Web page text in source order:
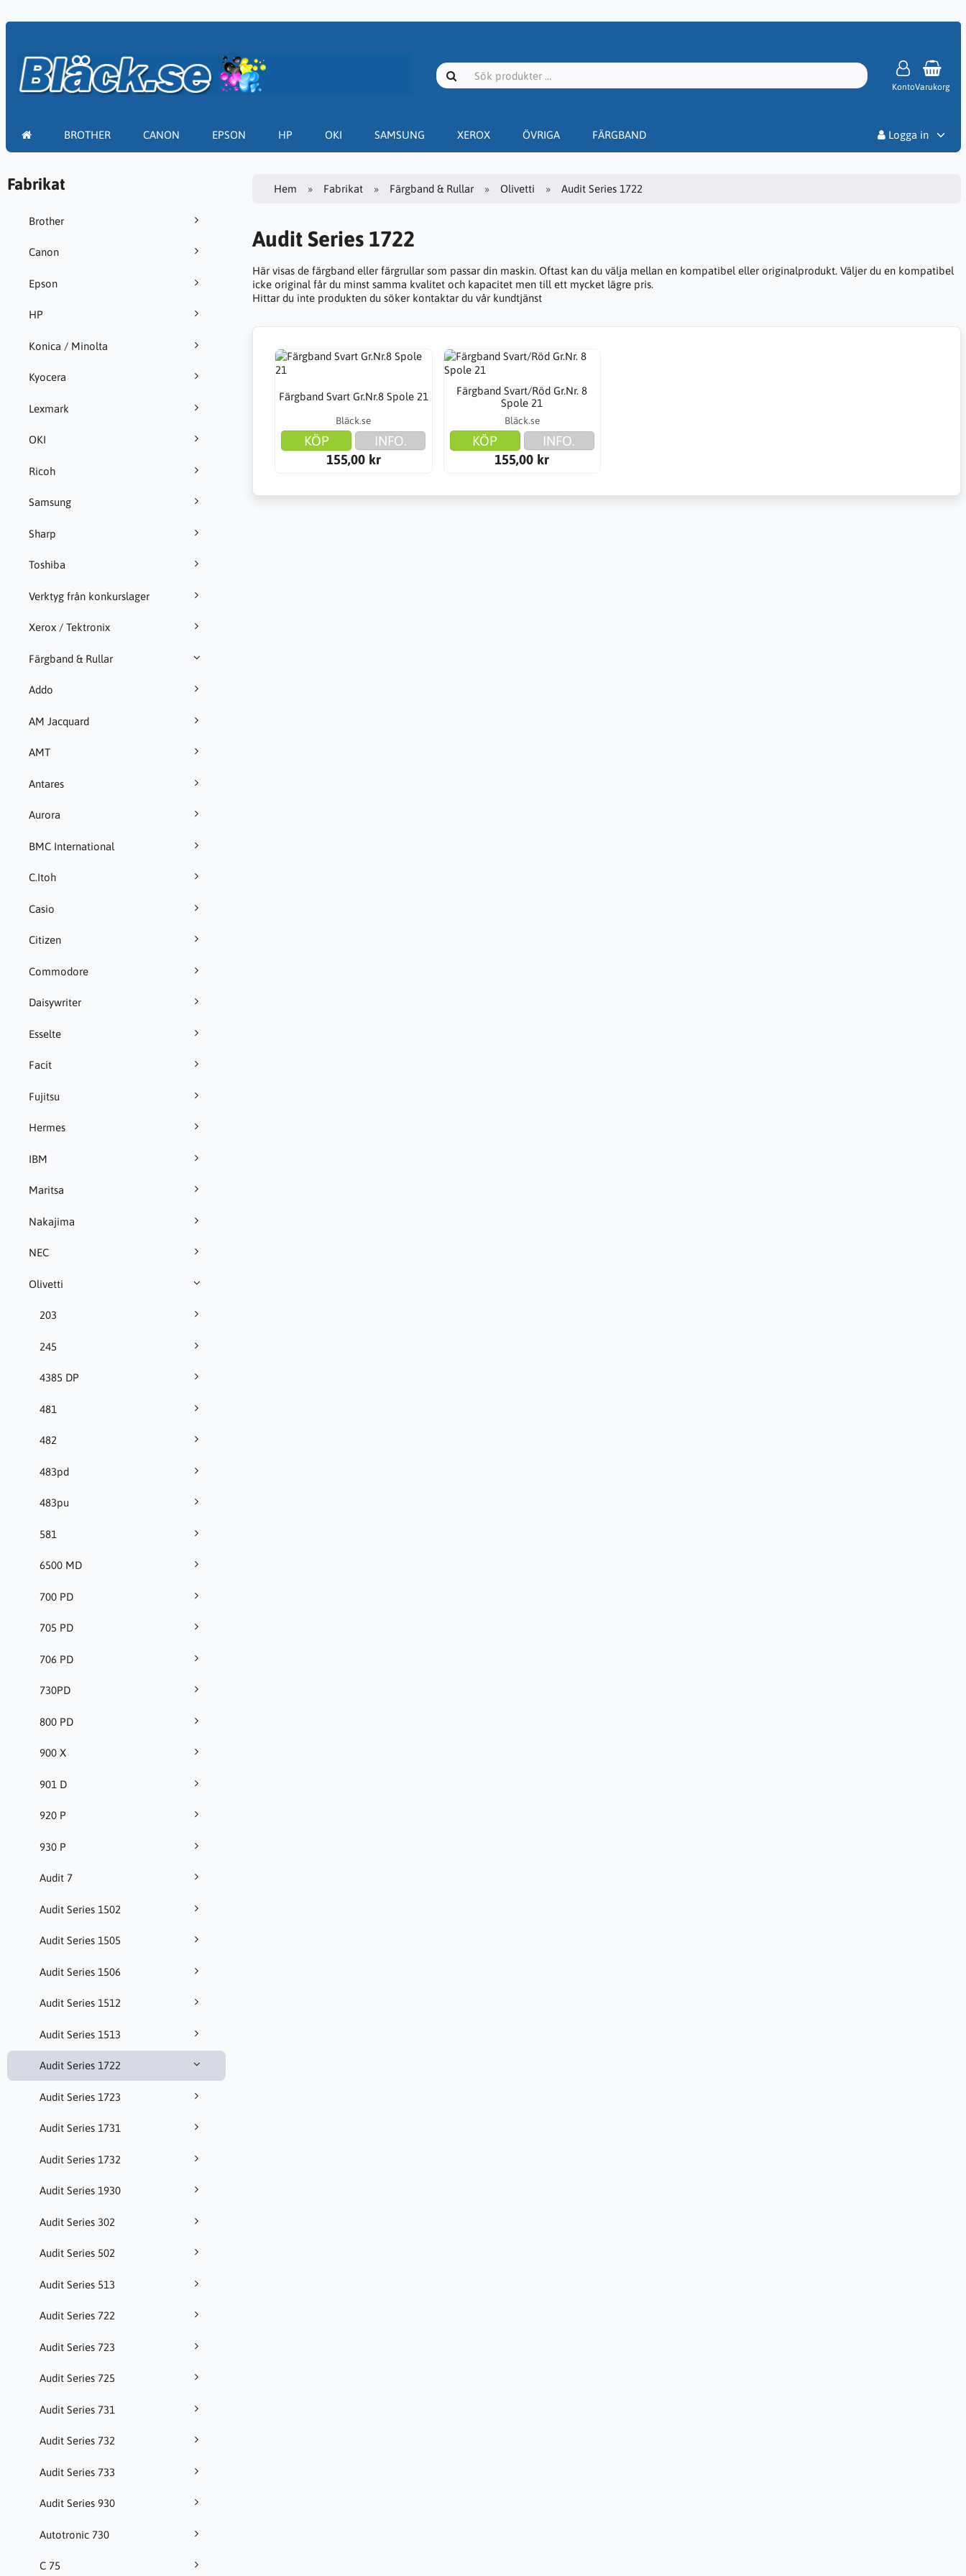
KontoVarukorg
BROTHER CANON EPSON HP OKI SAMSUNG XEROX ÖVRIGA FÄRGBAND
Logga in
Fabrikat
Brother
Canon
Epson
HP
Konica / Minolta
Kyocera
Lexmark
OKI
Ricoh
Samsung
Sharp
Toshiba
Verktyg från konkurslager
Xerox / Tektronix
Färgband & Rullar
Addo
AM Jacquard
AMT
Antares
Aurora
BMC International
C.Itoh
Casio
Citizen
Commodore
Daisywriter
Esselte
Facit
Fujitsu
Hermes
IBM
Maritsa
Nakajima
NEC
Olivetti
203
245
4385 DP
481
482
483pd
483pu
581
6500 MD
700 PD
705 PD
706 PD
730PD
800 PD
900 X
901 D
920 P
930 P
Audit 7
Audit Series 1502
Audit Series 1505
Audit Series 1506
Audit Series 1512
Audit Series 1513
Audit Series 1722
Audit Series 1723
Audit Series 1731
Audit Series 1732
Audit Series 1930
Audit Series 302
Audit Series 502
Audit Series 513
Audit Series 722
Audit Series 723
Audit Series 725
Audit Series 731
Audit Series 732
Audit Series 733
Audit Series 930
Autotronic 730
C 75
Hem Fabrikat Färgband & Rullar Olivetti Audit Series 1722
Audit Series 1722
Här visas de färgband eller färgrullar som passar din maskin. Oftast kan du välja mellan en kompatibel eller originalprodukt. Väljer du en kompatibel
icke original får du minst samma kvalitet och kapacitet men till ett mycket lägre pris.
Hittar du inte produkten du söker kontaktar du vår kundtjänst
Färgband Svart Gr.Nr.8 Spole 21
Bläck.se
KÖP
INFO.
155,00 kr
Färgband Svart/Röd Gr.Nr. 8
Spole 21
Bläck.se
KÖP
INFO.
155,00 kr